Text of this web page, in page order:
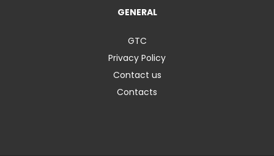
GENERAL
GTC
Privacy Policy
Contact us
Contacts